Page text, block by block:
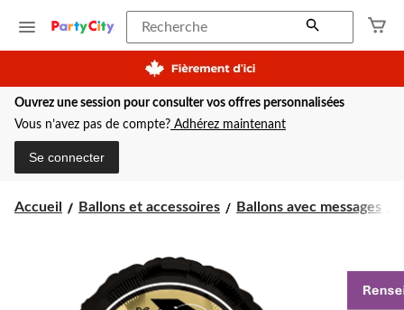
préféré
Lethbridge,
Party
City,
courament
Ouvert,
cliquer
Recherche
Ouvrez une session pour consulter vos offres personnalisées
Vous n’avez pas de compte? Adhérez maintenant
Se connecter
Accueil Ballons et accessoires Ballons avec messages